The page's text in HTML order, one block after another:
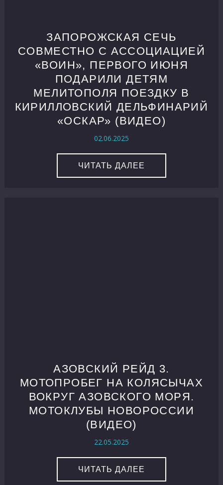
ЗАПОРОЖСКАЯ СЕЧЬ
СОВМЕСТНО С АССОЦИАЦИЕЙ
«ВОИН», ПЕРВОГО ИЮНЯ
ПОДАРИЛИ ДЕТЯМ
МЕЛИТОПОЛЯ ПОЕЗДКУ В
КИРИЛЛОВСКИЙ ДЕЛЬФИНАРИЙ
«ОСКАР» (ВИДЕО)
02.06.2025
ЧИТАТЬ ДАЛЕЕ
АЗОВСКИЙ РЕЙД 3.
МОТОПРОБЕГ НА КОЛЯСЫЧАХ
ВОКРУГ АЗОВСКОГО МОРЯ.
МОТОКЛУБЫ НОВОРОССИИ
(ВИДЕО)
22.05.2025
ЧИТАТЬ ДАЛЕЕ